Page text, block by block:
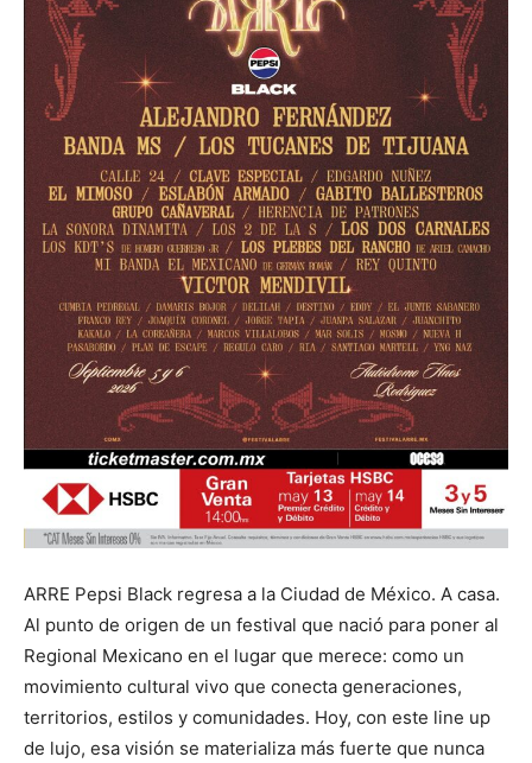
ARRE Pepsi Black regresa a la Ciudad de México. A casa.
Al punto de origen de un festival que nació para poner al
Regional Mexicano en el lugar que merece: como un
movimiento cultural vivo que conecta generaciones,
territorios, estilos y comunidades. Hoy, con este line up
de lujo, esa visión se materializa más fuerte que nunca